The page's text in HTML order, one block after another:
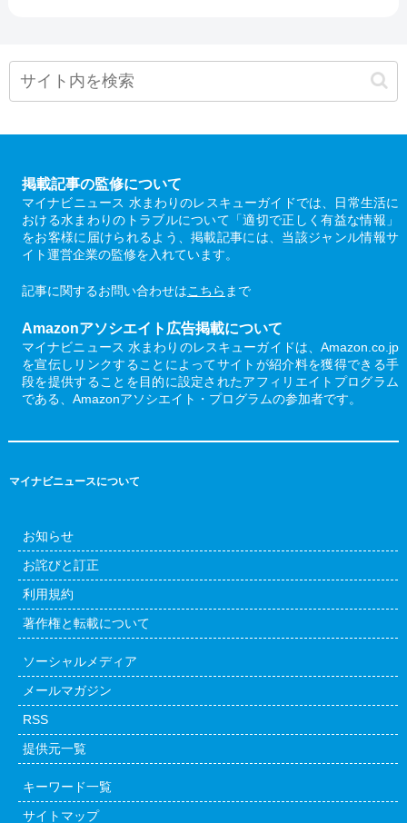
掲載記事の監修について
マイナビニュース 水まわりのレスキューガイドでは、日常生活に
おける水まわりのトラブルについて「適切で正しく有益な情報」
をお客様に届けられるよう、掲載記事には、当該ジャンル情報サ
イト運営企業の監修を入れています。
記事に関するお問い合わせはこちら まで
Amazonアソシエイト広告掲載について
マイナビニュース 水まわりのレスキューガイドは、Amazon.co.jp
を宣伝しリンクすることによってサイトが紹介料を獲得できる手
段を提供することを目的に設定されたアフィリエイトプログラム
である、Amazonアソシエイト・プログラムの参加者です。
マイナビニュースについて
お知らせ
お詫びと訂正
利用規約
著作権と転載について
ソーシャルメディア
メールマガジン
RSS
提供元一覧
キーワード一覧
サイトマップ